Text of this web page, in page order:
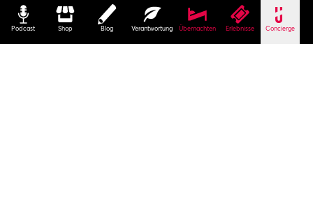
Podcast Shop Blog Verantwortung Übernachten Erlebnisse Concierge